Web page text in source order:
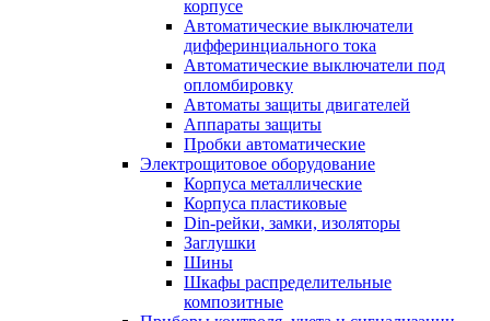
корпусе
Автоматические выключатели
дифферинциального тока
Автоматические выключатели под
опломбировку
Автоматы защиты двигателей
Аппараты защиты
Пробки автоматические
Электрощитовое оборудование
Корпуса металлические
Корпуса пластиковые
Din-рейки, замки, изоляторы
Заглушки
Шины
Шкафы распределительные
композитные